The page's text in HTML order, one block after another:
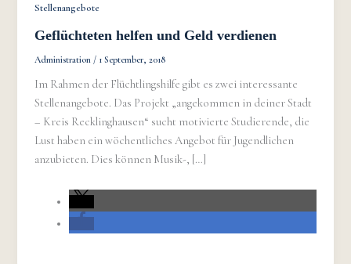
Stellenangebote
Geflüchteten helfen und Geld verdienen
Administration / 1 September, 2018
Im Rahmen der Flüchtlingshilfe gibt es zwei interessante
Stellenangebote. Das Projekt „angekommen in deiner Stadt
– Kreis Recklinghausen“ sucht motivierte Studierende, die
Lust haben ein wöchentliches Angebot für Jugendlichen
anzubieten. Dies können Musik-, […]